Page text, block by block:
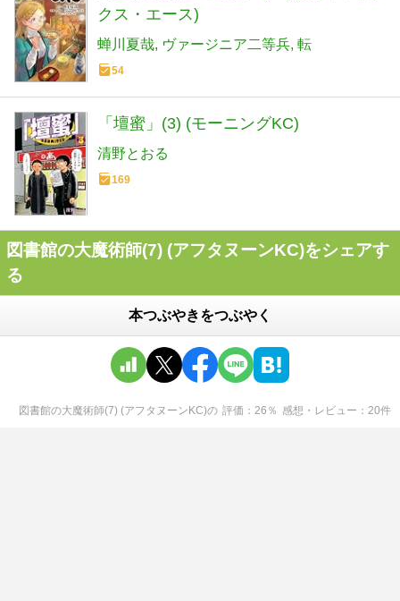
クス・エース)
蝉川夏哉 ヴァージニア二等兵 転
54
「壇蜜」(3) (モーニングKC)
清野とおる
169
図書館の大魔術師(7) (アフタヌーンKC)をシェアす
る
本つぶやきをつぶやく
図書館の大魔術師(7) (アフタヌーンKC)の 評価 26 ％ 感想・レビュー 20件